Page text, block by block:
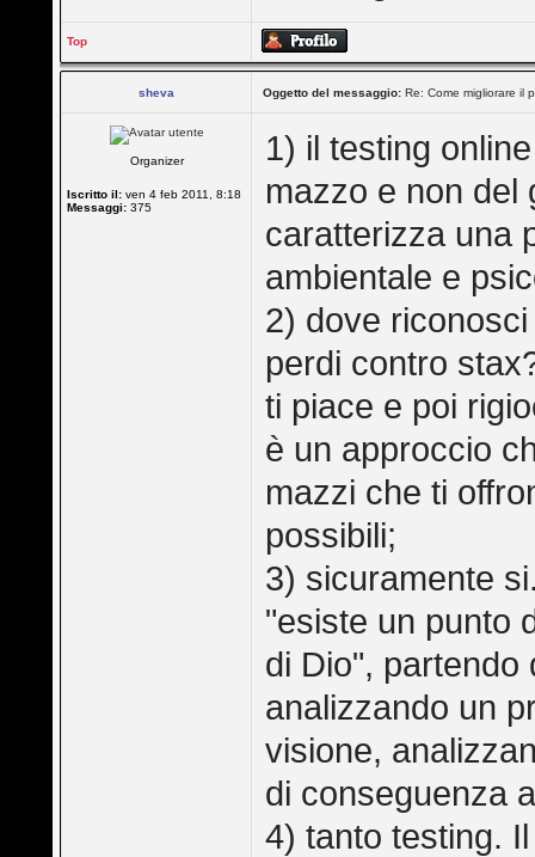
Top
sheva Oggetto del messaggio: Re: Come migliorare il
Organizer
Iscritto il: ven 4 feb 2011, 8:18
Messaggi: 375
1) il testing
mazzo e non del
caratterizza una
ambientale e
2) dove
perdi contro
ti piace e poi
è un approccio
mazzi che ti
possibili;
3) sicuramente
"esiste un punto
di Dio",
analizzando un
visione,
di conseguenza
4) tanto testing.